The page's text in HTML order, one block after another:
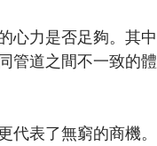
心力是否足夠。其中
管道之間不一致的體
表了無窮的商機。